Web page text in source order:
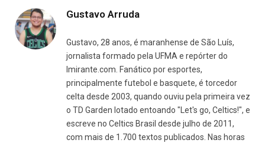
Gustavo Arruda
Gustavo, 28 anos, é maranhense de São Luís,
jornalista formado pela UFMA e repórter do
Imirante.com. Fanático por esportes,
principalmente futebol e basquete, é torcedor
celta desde 2003, quando ouviu pela primeira vez
o TD Garden lotado entoando "Let's go, Celtics!", e
escreve no Celtics Brasil desde julho de 2011,
com mais de 1.700 textos publicados. Nas horas